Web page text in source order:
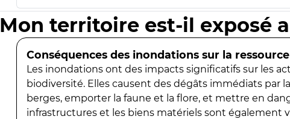
Mon territoire est-il exposé
Conséquences des inondations sur la
Les inondations ont des impacts significatifs sur les
biodiversité. Elles causent des dégâts immédiats par
berges, emporter la faune et la flore, et mettre en
infrastructures et les biens matériels sont également